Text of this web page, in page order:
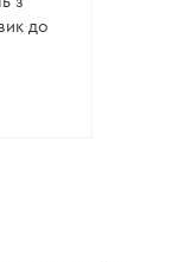
до